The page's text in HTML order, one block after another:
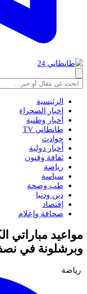
الرئيسية
اخبار الصحراء
أخبار وطنية
طانطاني TV
حوادث
أخبار دولية
ثقافة وفنون
رياضة
سياسة
طب وصحة
دين ودنيا
إقتصاد
صحافة وإعلام
مواعيد مباراتي
وبرشلونة في
رياضة